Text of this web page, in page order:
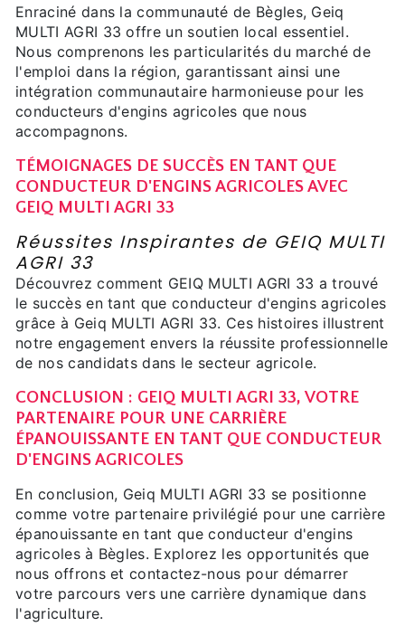
Enraciné dans la communauté de Bègles, Geiq
MULTI AGRI 33 offre un soutien local essentiel.
Nous comprenons les particularités du marché de
l'emploi dans la région, garantissant ainsi une
intégration communautaire harmonieuse pour les
conducteurs d'engins agricoles que nous
accompagnons.
TÉMOIGNAGES DE SUCCÈS EN TANT QUE
CONDUCTEUR D'ENGINS AGRICOLES AVEC
GEIQ MULTI AGRI 33
Réussites Inspirantes de GEIQ MULTI
AGRI 33
Découvrez comment GEIQ MULTI AGRI 33 a trouvé
le succès en tant que conducteur d'engins agricoles
grâce à Geiq MULTI AGRI 33. Ces histoires illustrent
notre engagement envers la réussite professionnelle
de nos candidats dans le secteur agricole.
CONCLUSION : GEIQ MULTI AGRI 33, VOTRE
PARTENAIRE POUR UNE CARRIÈRE
ÉPANOUISSANTE EN TANT QUE CONDUCTEUR
D'ENGINS AGRICOLES
En conclusion, Geiq MULTI AGRI 33 se positionne
comme votre partenaire privilégié pour une carrière
épanouissante en tant que conducteur d'engins
agricoles à Bègles. Explorez les opportunités que
nous offrons et contactez-nous pour démarrer
votre parcours vers une carrière dynamique dans
l'agriculture.